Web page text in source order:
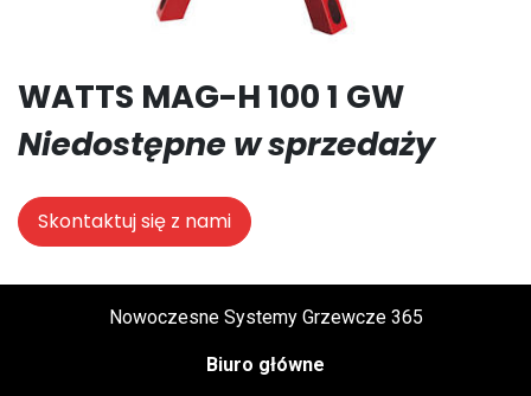
WATTS MAG-H 100 1 GW
Niedostępne w sprzedaży
Skontaktuj się z nami
Nowoczesne Systemy Grzewcze 365
Biuro główne